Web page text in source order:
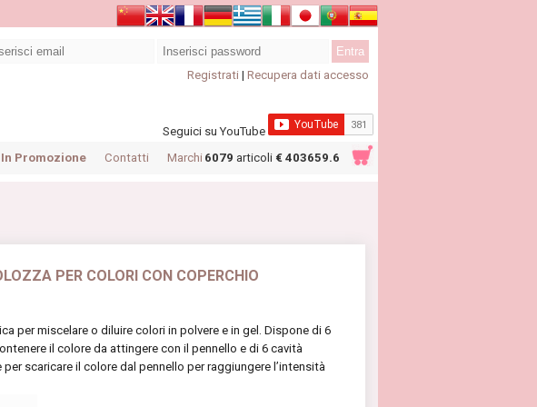
Registrati | Recupera dati accesso
Seguici su YouTube
In Promozione Contatti Marchi 6079 articoli € 403659.6
PER COLORI CON COPERCHIO
per miscelare o diluire colori in polvere e in gel. Dispone di 6
il colore da attingere con il pennello e di 6 cavità
scaricare il colore dal pennello per raggiungere l’intensità